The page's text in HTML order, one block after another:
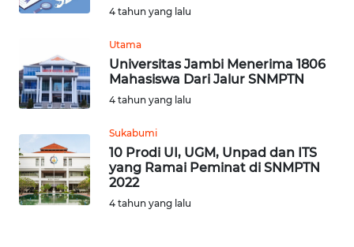
4 tahun yang lalu
Utama
Universitas Jambi Menerima 1806
Mahasiswa Dari Jalur SNMPTN
4 tahun yang lalu
Sukabumi
10 Prodi UI, UGM, Unpad dan ITS
yang Ramai Peminat di SNMPTN
2022
4 tahun yang lalu
BARAT
WN
WN
SERAMBI